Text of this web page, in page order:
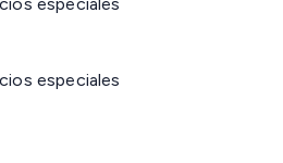
especiales